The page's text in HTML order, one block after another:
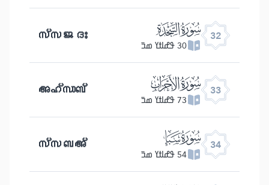
32 ﮬ
30 ߟߝߊߙߌ ߘߏ߫ സ്സജദഃ
33 ﮭ
73 ߟߝߊߙߌ ߘߏ߫ അഹ്സാബ്
34 ﮮ
54 ߟߝߊߙߌ ߘߏ߫ സ്സബഅ്